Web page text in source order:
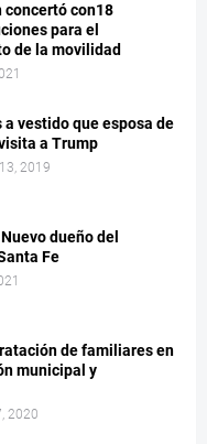
concertó con18
para el
de la movilidad
vestido que esposa de
a Trump
2019
dueño del
Fe
de familiares en
municipal y
2020